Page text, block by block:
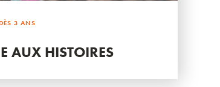
3 ANS
AUX HISTOIRES